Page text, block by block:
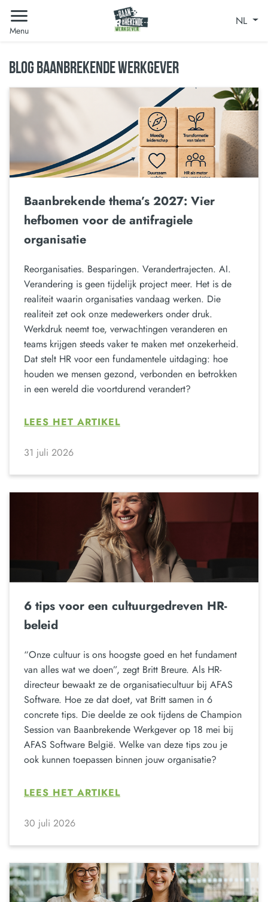
Menu
NL
BLOG BAANBREKENDE WERKGEVER
Baanbrekende thema’s 2027: Vier
hefbomen voor de antifragiele
organisatie
Reorganisaties. Besparingen. Verandertrajecten. AI.
Verandering is geen tijdelijk project meer. Het is de
realiteit waarin organisaties vandaag werken. Die
realiteit zet ook onze medewerkers onder druk.
Werkdruk neemt toe, verwachtingen veranderen en
teams krijgen steeds vaker te maken met onzekerheid.
Dat stelt HR voor een fundamentele uitdaging: hoe
houden we mensen gezond, verbonden en betrokken
in een wereld die voortdurend verandert?
LEES HET ARTIKEL
31 juli 2026
6 tips voor een cultuurgedreven HR-
beleid
“Onze cultuur is ons hoogste goed en het fundament
van alles wat we doen”, zegt Britt Breure. Als HR-
directeur bewaakt ze de organisatiecultuur bij AFAS
Software. Hoe ze dat doet, vat Britt samen in 6
concrete tips. Die deelde ze ook tijdens de Champion
Session van Baanbrekende Werkgever op 18 mei bij
AFAS Software België. Welke van deze tips zou je
ook kunnen toepassen binnen jouw organisatie?
LEES HET ARTIKEL
30 juli 2026